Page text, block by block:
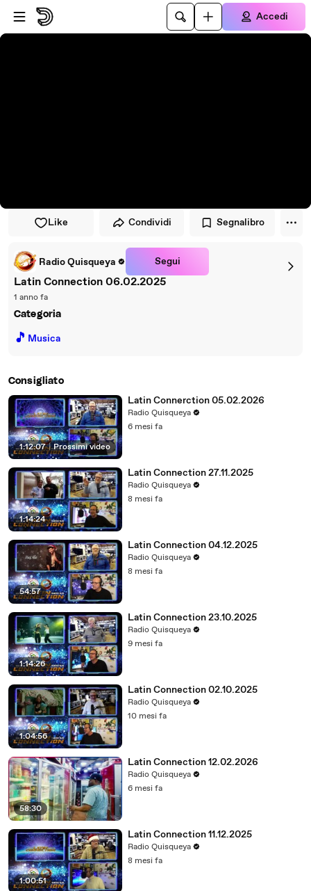
Vai al lettore
Passa al contenuto principale
Accedi
Like Condividi Segnalibro
Radio Quisqueya Segui
Latin Connection 06.02.2025
1 anno fa
Categoria
🎵 Musica
Consigliato
1:12:07 | Prossimi video
Latin Connerction 05.02.2026
Radio Quisqueya
6 mesi fa
1:14:24
Latin Connection 27.11.2025
Radio Quisqueya
8 mesi fa
54:57
Latin Connection 04.12.2025
Radio Quisqueya
8 mesi fa
1:14:26
Latin Connection 23.10.2025
Radio Quisqueya
9 mesi fa
1:04:56
Latin Connection 02.10.2025
Radio Quisqueya
10 mesi fa
58:30
Latin Connection 12.02.2026
Radio Quisqueya
6 mesi fa
1:00:51
Latin Connection 11.12.2025
Radio Quisqueya
8 mesi fa